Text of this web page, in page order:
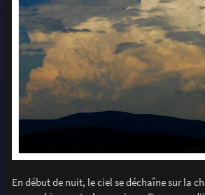
En début de nuit, le ciel se déchaîne sur la